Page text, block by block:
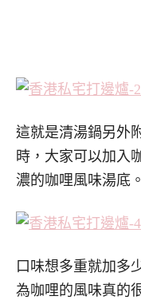
這就是清湯鍋另外
時，大家可以加入
濃的咖哩風味湯底。
口味想多重就加多
為咖哩的風味真的